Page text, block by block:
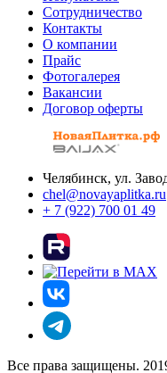
Сотрудничество
Контакты
О компании
Прайс
Фотогалерея
Вакансии
Договор оферты
Челябинск, ул.
chel@novayaplitka.ru
+ 7 (922) 700 01 49
Все права защищены.